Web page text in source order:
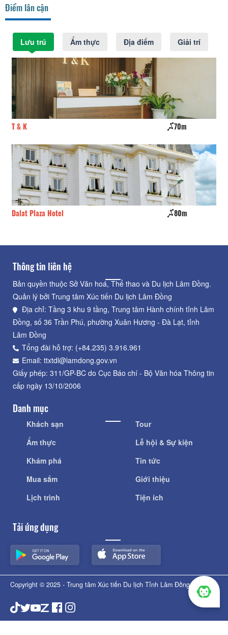
Điểm lân cận
Lưu trú Ẩm thực Địa điểm Giải trí
T & K 70m
Dalat Plaza Hotel 80m
Thông tin liên hệ
Bản quyền thuộc Sở Văn hoá, Thể thao và Du lịch Lâm Đồng.
Quản lý bởi Trung tâm Xúc tiến Du lịch Lâm Đồng
Địa chỉ: Tầng 3 khu 9 tầng, Trung tâm Hành chính tỉnh Lâm
Đồng, số 36 Trần Phú, phường Xuân Hương - Đà Lạt, tỉnh
Lâm Đồng
Tổng đài hỗ trợ: (+84.235) 3.916.961
Email: ttxtdl@lamdong.gov.vn
Giấy phép: 311/GP-BC do Cục Báo chí - Bộ Văn hóa Thông tin
cấp ngày 13/10/2006
Danh mục
Khách sạn
Ẩm thực
Khám phá
Mua sắm
Lịch trình
Tour
Lễ hội & Sự kiện
Tin tức
Giới thiệu
Tiện ích
Tải ứng dụng
Copyright © 2025 - Trung tâm Xúc tiến Du lịch Tỉnh Lâm Đồng